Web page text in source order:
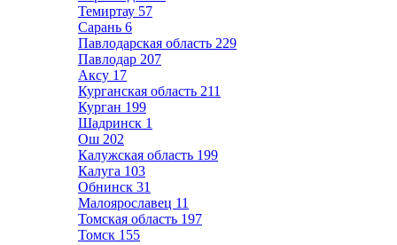
Темиртау 57
Сарань 6
Павлодарская область 229
Павлодар 207
Аксу 17
Курганская область 211
Курган 199
Шадринск 1
Ош 202
Калужская область 199
Калуга 103
Обнинск 31
Малоярославец 11
Томская область 197
Томск 155